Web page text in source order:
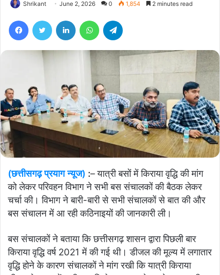
Shrikant June 2, 2026 0 1,854 2 minutes read
(छत्तीसगढ़ प्रयाग न्यूज) :– यात्री बसों में किराया वृद्धि की मांग
को लेकर परिवहन विभाग ने सभी बस संचालकों की बैठक लेकर
चर्चा की। विभाग ने बारी-बारी से सभी संचालकों से बात की और
बस संचालन में आ रही कठिनाइयों की जानकारी ली।
बस संचालकों ने बताया कि छत्तीसगढ़ शासन द्वारा पिछली बार
किराया वृद्धि वर्ष 2021 में की गई थी। डीजल की मूल्य में लगातार
वृद्धि होने के कारण संचालकों ने मांग रखी कि यात्री किराया